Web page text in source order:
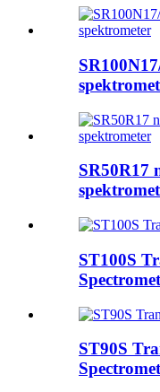
SR50R17
ST100S
ST90S